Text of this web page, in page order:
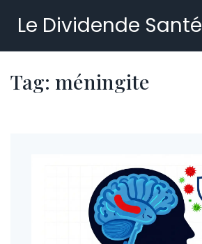
Le Dividende Santé
Tag: méningite